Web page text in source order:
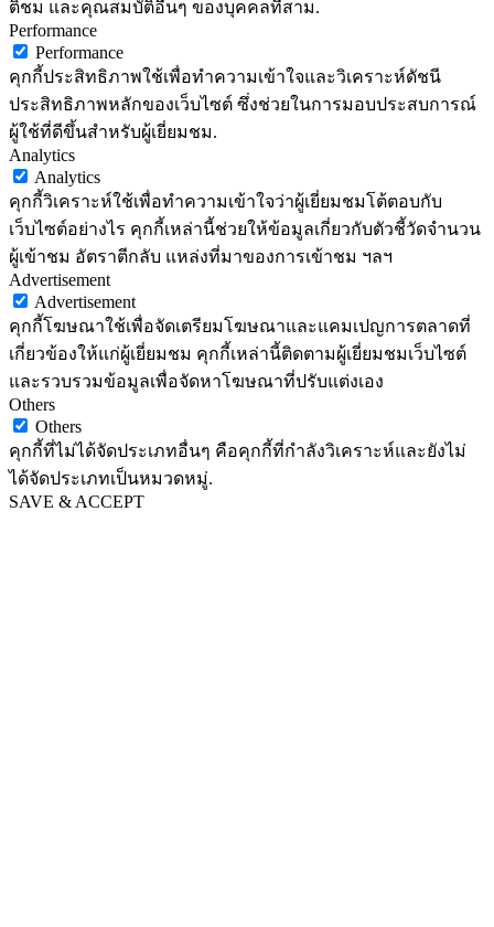
ติชม และคุณสมบัติอื่นๆ ของบุคคลที่สาม.
Performance
Performance
คุกกี้ประสิทธิภาพใช้เพื่อทำความเข้าใจและวิเคราะห์ดัชนี
ประสิทธิภาพหลักของเว็บไซต์ ซึ่งช่วยในการมอบประสบการณ์
ผู้ใช้ที่ดีขึ้นสำหรับผู้เยี่ยมชม.
Analytics
Analytics
คุกกี้วิเคราะห์ใช้เพื่อทำความเข้าใจว่าผู้เยี่ยมชมโต้ตอบกับ
เว็บไซต์อย่างไร คุกกี้เหล่านี้ช่วยให้ข้อมูลเกี่ยวกับตัวชี้วัดจำนวน
ผู้เข้าชม อัตราตีกลับ แหล่งที่มาของการเข้าชม ฯลฯ
Advertisement
Advertisement
คุกกี้โฆษณาใช้เพื่อจัดเตรียมโฆษณาและแคมเปญการตลาดที่
เกี่ยวข้องให้แก่ผู้เยี่ยมชม คุกกี้เหล่านี้ติดตามผู้เยี่ยมชมเว็บไซต์
และรวบรวมข้อมูลเพื่อจัดหาโฆษณาที่ปรับแต่งเอง
Others
Others
คุกกี้ที่ไม่ได้จัดประเภทอื่นๆ คือคุกกี้ที่กำลังวิเคราะห์และยังไม่
ได้จัดประเภทเป็นหมวดหมู่.
SAVE & ACCEPT